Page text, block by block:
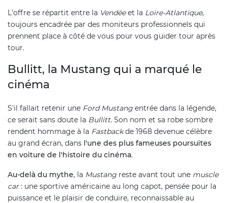
L'offre se répartit entre la Vendéeet la Loire-Atlantique,
toujours encadrée par des moniteurs professionnels qui
prennent place à côté de vous pour vous guider tour après
tour.
Bullitt, la Mustang qui a marqué le
cinéma
S'il fallait retenir une Ford Mustang entrée dans la légende,
ce serait sans doute la Bullitt. Son nom et sa robe sombre
rendent hommage à la Fastbackde 1968 devenue célèbre
au grand écran, dans l'une des plus fameuses poursuites
en voiture de l'histoire du cinéma.
Au-delà du mythe, la Mustang reste avant tout une muscle
car: une sportive américaine au long capot, pensée pour la
puissance et le plaisir de conduire, reconnaissable au